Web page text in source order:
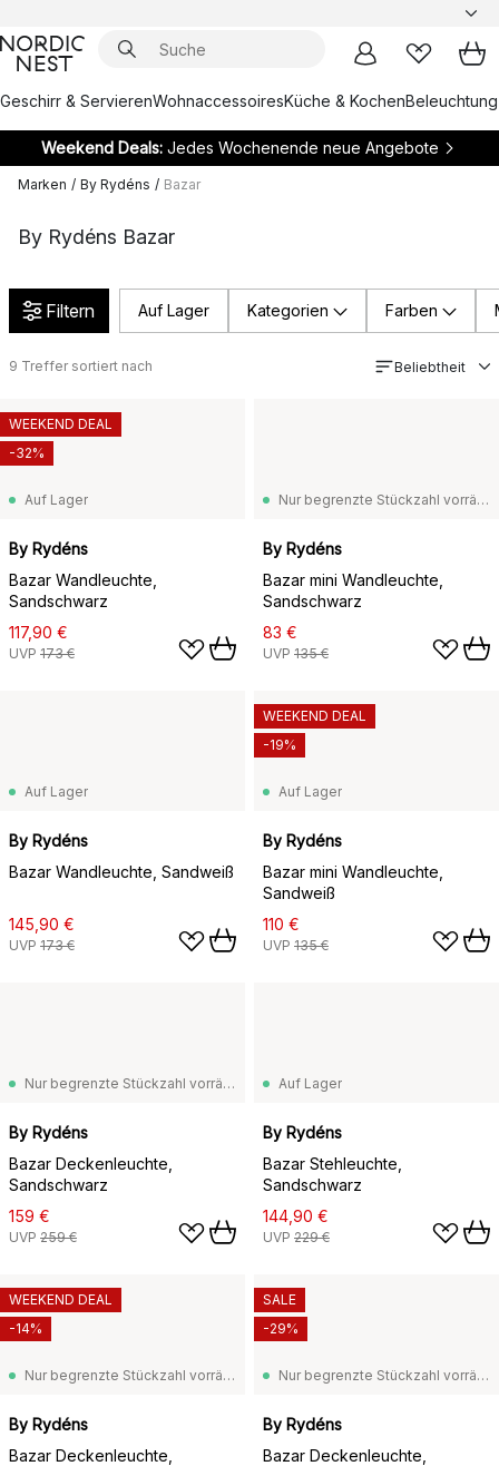
Geschirr & ServierenWohnaccessoiresKüche & KochenBeleuchtung
Weekend Deals:Jedes Wochenende neue Angebote
Marken / By Rydéns / Bazar
By Rydéns Bazar
Filtern Auf Lager Kategorien Farben
9 Treffer sortiert nach Beliebtheit
Auf Lager
By Rydéns
Bazar Wandleuchte,
Sandschwarz
117,90 €
UVP 173 €
WEEKEND DEAL
-32%
Nur begrenzte Stückzahl vorrätig
By Rydéns
Bazar mini Wandleuchte,
Sandschwarz
83 €
UVP 135 €
Auf Lager
By Rydéns
Bazar Wandleuchte, Sandweiß
145,90 €
UVP 173 €
Auf Lager
By Rydéns
Bazar mini Wandleuchte,
Sandweiß
110 €
UVP 135 €
WEEKEND DEAL
-19%
Nur begrenzte Stückzahl vorrätig
By Rydéns
Bazar Deckenleuchte,
Sandschwarz
159 €
UVP 259 €
Auf Lager
By Rydéns
Bazar Stehleuchte,
Sandschwarz
144,90 €
UVP 229 €
Nur begrenzte Stückzahl vorrätig
By Rydéns
Bazar Deckenleuchte,
WEEKEND DEAL
-14%
Nur begrenzte Stückzahl vorrätig
By Rydéns
Bazar Deckenleuchte,
SALE
-29%